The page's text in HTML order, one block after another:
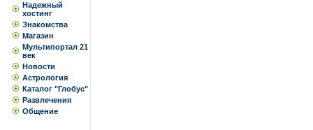
Надежный
хостинг
Знакомства
Магазин
Мультипортал 21
век
Новости
Астрология
Каталог "Глобус"
Развлечения
Общение